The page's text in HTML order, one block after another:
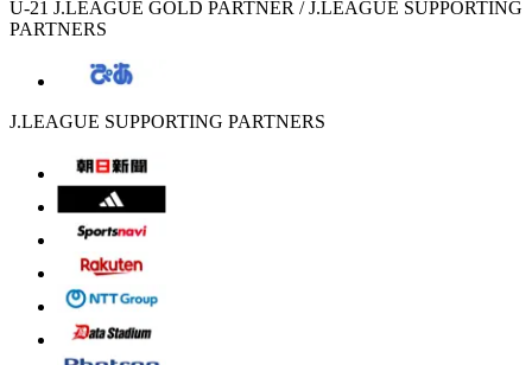
U-21 J.LEAGUE GOLD PARTNER / J.LEAGUE SUPPORTING
PARTNERS
J.LEAGUE SUPPORTING PARTNERS